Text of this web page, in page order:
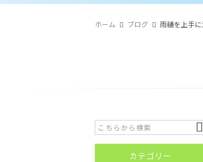
ホーム ブログ 雨樋を上手
カテゴリー